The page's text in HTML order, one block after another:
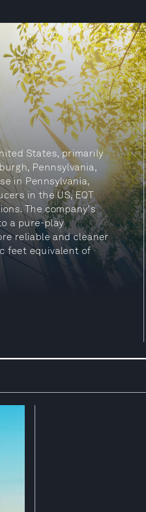
States, primarily
Pennsylvania,
in Pennsylvania,
in the US, EQT
The company's
a pure-play
reliable and cleaner
feet equivalent of